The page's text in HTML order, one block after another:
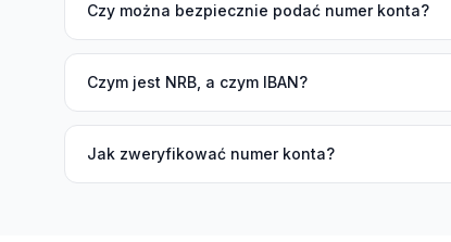
Czy można bezpiecznie podać numer konta?
Czym jest NRB, a czym IBAN?
Jak zweryfikować numer konta?